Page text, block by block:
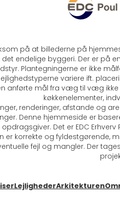
på at billederne på
endelige byggeri. Der er på
Plantegningerne er ikke
variere ift.
anførte mål fra væg til væg
køkkenelementer,
renderinger, afstande og
Denne hjemmeside er
Det er EDC
er korrekte og fyldestgørende,
fejl og mangler. Der
LejlighederArkitekturen